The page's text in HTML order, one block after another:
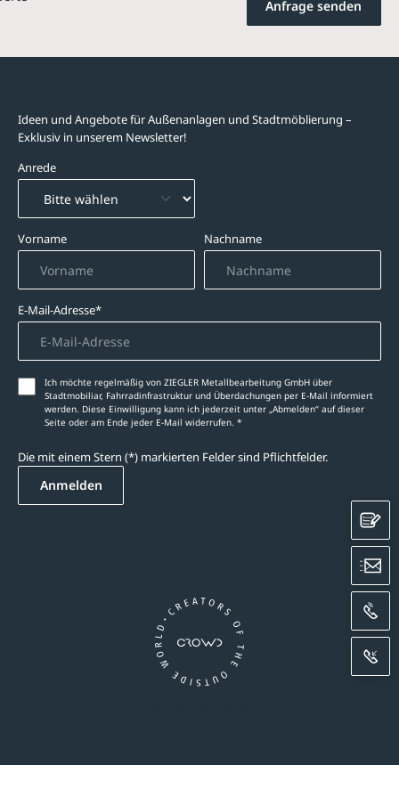
Anfrage senden
Ideen und Angebote für Außenanlagen und Stadtmöblierung –
Exklusiv in unserem Newsletter!
Anrede
Vorname Nachname
E-Mail-Adresse*
Ich möchte regelmäßig von ZIEGLER Metallbearbeitung GmbH über
Stadtmobiliar, Fahrradinfrastruktur und Überdachungen per E-Mail informiert
werden. Diese Einwilligung kann ich jederzeit unter „Abmelden‘‘ auf dieser
Seite oder am Ende jeder E-Mail widerrufen. *
Die mit einem Stern (*) markierten Felder sind Pflichtfelder.
Anmelden